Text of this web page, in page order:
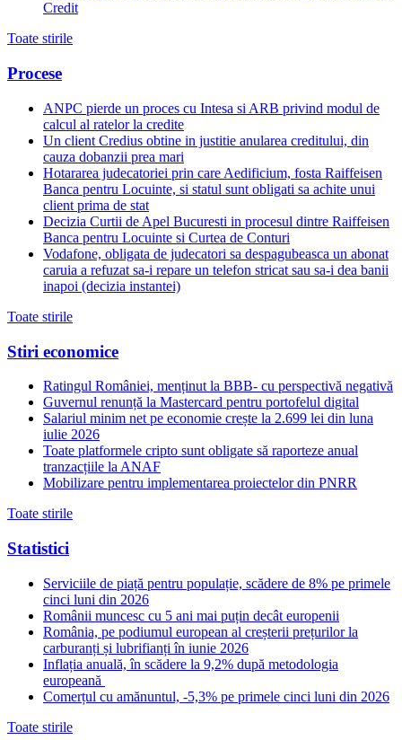
Credit
Toate stirile
Procese
ANPC pierde un proces cu Intesa si ARB privind modul de
calcul al ratelor la credite
Un client Credius obtine in justitie anularea creditului, din
cauza dobanzii prea mari
Hotararea judecatoriei prin care Aedificium, fosta Raiffeisen
Banca pentru Locuinte, si statul sunt obligati sa achite unui
client prima de stat
Decizia Curtii de Apel Bucuresti in procesul dintre Raiffeisen
Banca pentru Locuinte si Curtea de Conturi
Vodafone, obligata de judecatori sa despagubeasca un abonat
caruia a refuzat sa-i repare un telefon stricat sau sa-i dea banii
inapoi (decizia instantei)
Toate stirile
Stiri economice
Ratingul României, menținut la BBB- cu perspectivă negativă
Guvernul renunță la Mastercard pentru portofelul digital
Salariul minim net pe economie crește la 2.699 lei din luna
iulie 2026
Toate platformele cripto sunt obligate să raporteze anual
tranzacțiile la ANAF
Mobilizare pentru implementarea proiectelor din PNRR
Toate stirile
Statistici
Serviciile de piață pentru populație, scădere de 8% pe primele
cinci luni din 2026
Românii muncesc cu 5 ani mai puțin decât europenii
România, pe podiumul european al creșterii prețurilor la
carburanți și lubrifianți în iunie 2026
Inflația anuală, în scădere la 9,2% după metodologia
europeană
Comerțul cu amănuntul, -5,3% pe primele cinci luni din 2026
Toate stirile